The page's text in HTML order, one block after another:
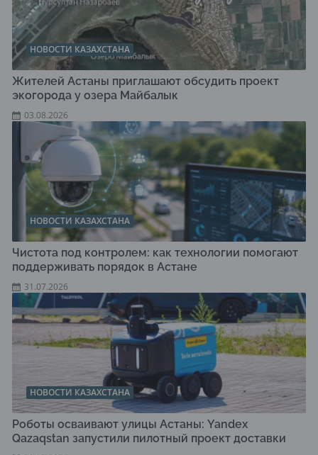
НОВОСТИ КАЗАХСТАНА
Жителей Астаны приглашают обсудить проект
экогорода у озера Майбалык
03.08.2026
НОВОСТИ КАЗАХСТАНА
Чистота под контролем: как технологии помогают
поддерживать порядок в Астане
31.07.2026
НОВОСТИ КАЗАХСТАНА
Роботы осваивают улицы Астаны: Yandex
Qazaqstan запустили пилотный проект доставки